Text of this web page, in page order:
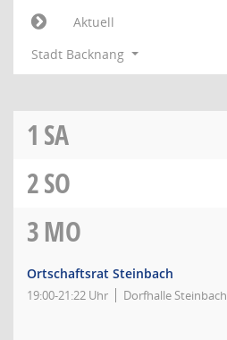
Aktuell
Stadt Backnang
1 SA
2SO
3MO
Ortschaftsrat Steinbach
19:00-21:22 Uhr Dorfhalle Steinbach